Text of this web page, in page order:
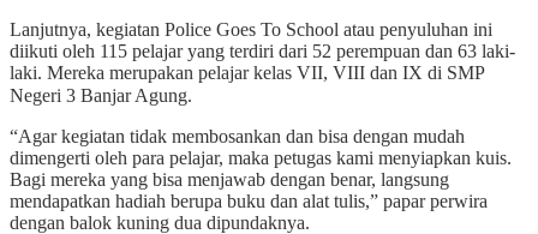
Lanjutnya, kegiatan Police Goes To School atau penyuluhan ini
diikuti oleh 115 pelajar yang terdiri dari 52 perempuan dan 63 laki-
laki. Mereka merupakan pelajar kelas VII, VIII dan IX di SMP
Negeri 3 Banjar Agung.
“Agar kegiatan tidak membosankan dan bisa dengan mudah
dimengerti oleh para pelajar, maka petugas kami menyiapkan kuis.
Bagi mereka yang bisa menjawab dengan benar, langsung
mendapatkan hadiah berupa buku dan alat tulis,” papar perwira
dengan balok kuning dua dipundaknya.